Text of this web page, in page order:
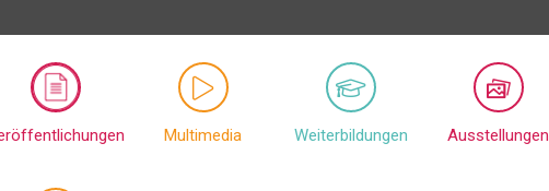
Multimedia Weiterbildungen Ausstellungen